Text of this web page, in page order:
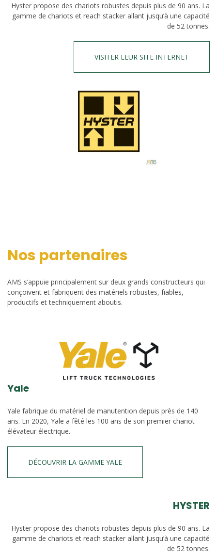
Hyster propose des chariots robustes depuis plus de 90 ans. La
gamme de chariots et reach stacker allant jusqu’à une capacité
de 52 tonnes.
VISITER LEUR SITE INTERNET
Nos partenaires
AMS s’appuie principalement sur deux grands constructeurs qui
conçoivent et fabriquent des matériels robustes, fiables,
productifs et techniquement aboutis.
Yale
Yale fabrique du matériel de manutention depuis près de 140
ans. En 2020, Yale a fêté les 100 ans de son premier chariot
élévateur électrique.
DÉCOUVRIR LA GAMME YALE
HYSTER
Hyster propose des chariots robustes depuis plus de 90 ans. La
gamme de chariots et reach stacker allant jusqu’à une capacité
de 52 tonnes.